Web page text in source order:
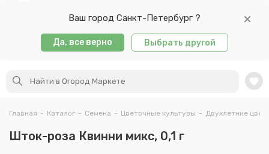
Ваш город Санкт-Петербург ?
Да, все верно Выбрать другой
Главная - Каталог - Семена - Цветочные культуры - Двухлетние
Шток-роза Квинни микс, 0,1 г